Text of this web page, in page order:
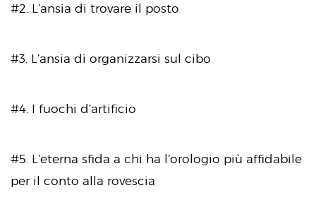
#2. L’ansia di trovare il posto
#3. L’ansia di organizzarsi sul cibo
#4. I fuochi d’artificio
#5. L’eterna sfida a chi ha l’orologio più affidabile
per il conto alla rovescia